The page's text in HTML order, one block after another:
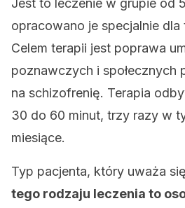
Jest to leczenie w grupie od
opracowano je specjalnie
Celem terapii jest poprawa
poznawczych i społecznych
na schizofrenię. Terapia
30 do 60 minut, trzy razy w
miesiące.
Typ pacjenta, który uważa
tego rodzaju leczenia to